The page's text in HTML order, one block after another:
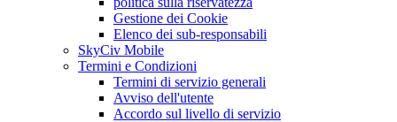
Gestione dei Cookie
Elenco dei sub-responsabili
SkyCiv Mobile
Termini e Condizioni
Termini di servizio generali
Avviso dell'utente
Accordo sul livello di servizio